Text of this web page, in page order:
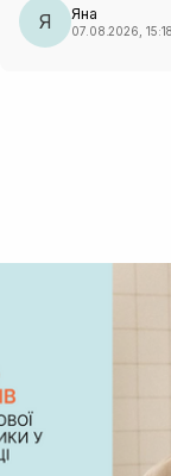
Я Яна
07.08.2026, 15:18